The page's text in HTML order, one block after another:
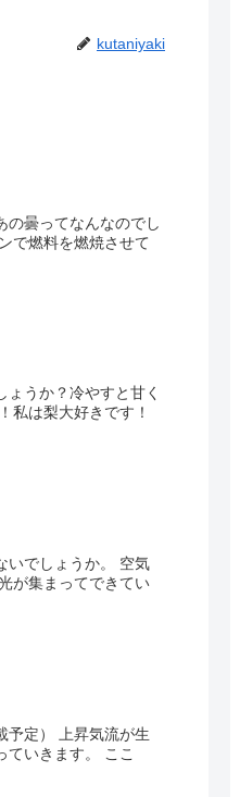
kutaniyaki
の曇ってなんなのでし
うか？冷やすと甘く
しょうか。 空気
流が生
きます。 ここ